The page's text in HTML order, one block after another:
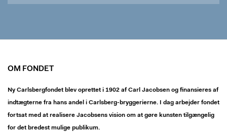
OM FONDET
Ny Carlsbergfondet blev oprettet i 1902 af Carl Jacobsen og finansieres af
indtægterne fra hans andel i Carlsberg-bryggerierne. I dag arbejder fondet
fortsat med at realisere Jacobsens vision om at gøre kunsten tilgængelig
for det bredest mulige publikum.